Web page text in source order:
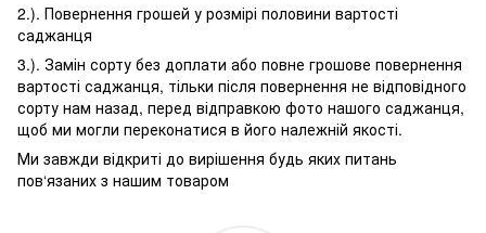
2.). Повернення грошей у розмірі половини вартості
саджанця
3.). Замін сорту без доплати або повне грошове повернення
вартості саджанця, тільки після повернення не відповідного
сорту нам назад, перед відправкою фото нашого саджанця,
щоб ми могли переконатися в його належній якості.
Ми завжди відкриті до вирішення будь яких питань
пов‘язаних з нашим товаром